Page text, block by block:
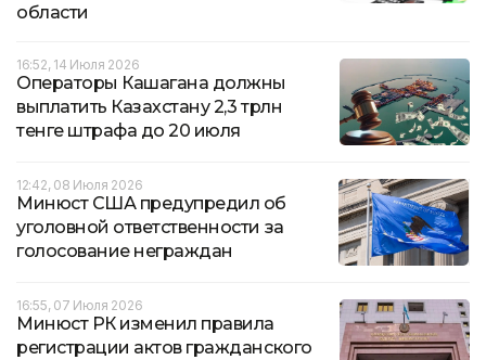
области
16:52, 14 Июля 2026
Операторы Кашагана должны
выплатить Казахстану 2,3 трлн
тенге штрафа до 20 июля
12:42, 08 Июля 2026
Минюст США предупредил об
уголовной ответственности за
голосование неграждан
16:55, 07 Июля 2026
Минюст РК изменил правила
регистрации актов гражданского